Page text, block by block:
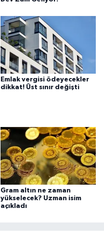
Emlak vergisi ödeyecekler
dikkat! Üst sınır değişti
Gram altın ne zaman
yükselecek? Uzman isim
açıkladı